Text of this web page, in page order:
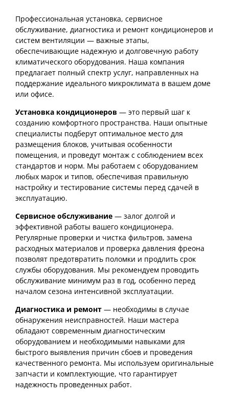
Профессиональная установка, сервисное
обслуживание, диагностика и ремонт кондиционеров и
систем вентиляции — важные этапы,
обеспечивающие надежную и долговечную работу
климатического оборудования. Наша компания
предлагает полный спектр услуг, направленных на
поддержание идеального микроклимата в вашем доме
или офисе.
Установка кондиционеров — это первый шаг к
созданию комфортного пространства. Наши опытные
специалисты подберут оптимальное место для
размещения блоков, учитывая особенности
помещения, и проведут монтаж с соблюдением всех
стандартов и норм. Мы работаем с оборудованием
любых марок и типов, обеспечивая правильную
настройку и тестирование системы перед сдачей в
эксплуатацию.
Сервисное обслуживание — залог долгой и
эффективной работы вашего кондиционера.
Регулярные проверки и чистка фильтров, замена
расходных материалов и проверка давления фреона
позволят предотвратить поломки и продлить срок
службы оборудования. Мы рекомендуем проводить
обслуживание минимум раз в год, особенно перед
началом сезона интенсивной эксплуатации.
Диагностика и ремонт — необходимы в случае
обнаружения неисправностей. Наши мастера
обладают современным диагностическим
оборудованием и необходимыми навыками для
быстрого выявления причин сбоев и проведения
качественного ремонта. Мы используем оригинальные
запчасти и комплектующие, что гарантирует
надежность проведенных работ.